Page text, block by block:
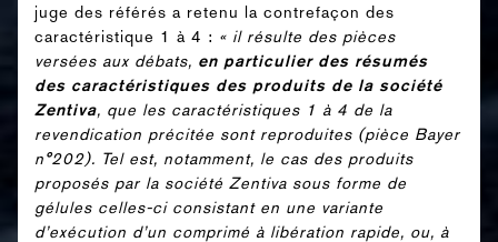
juge des référés a retenu la contrefaçon des
caractéristique 1 à 4 : « il résulte des pièces
versées aux débats, en particulier des résumés
des caractéristiques des produits de la société
Zentiva, que les caractéristiques 1 à 4 de la
revendication précitée sont reproduites (pièce Bayer
n°202). Tel est, notamment, le cas des produits
proposés par la société Zentiva sous forme de
gélules celles-ci consistant en une variante
d’exécution d’un comprimé à libération rapide, ou, à